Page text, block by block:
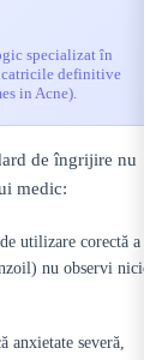
specializat în
definitive
in Acne).
de îngrijire nu
medic:
utilizare corectă a
nu observi nicio
anxietate severă,